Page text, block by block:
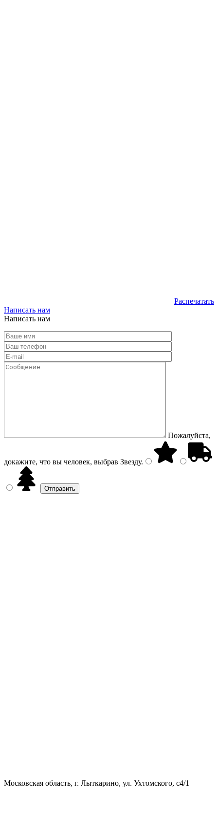
Распечатать
Написать нам
Написать нам
Пожалуйста,
докажите, что вы человек, выбрав Звезду.
Московская область, г. Лыткарино, ул. Ухтомского, с4/1